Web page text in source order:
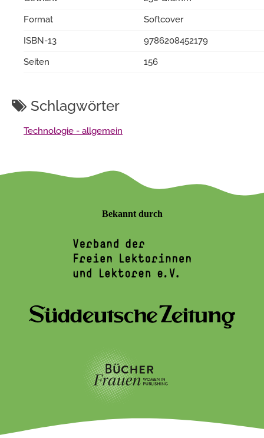
Format
Softcover
ISBN-13
9786208452179
Seiten
156
Schlagwörter
Technologie - allgemein
Bekannt durch